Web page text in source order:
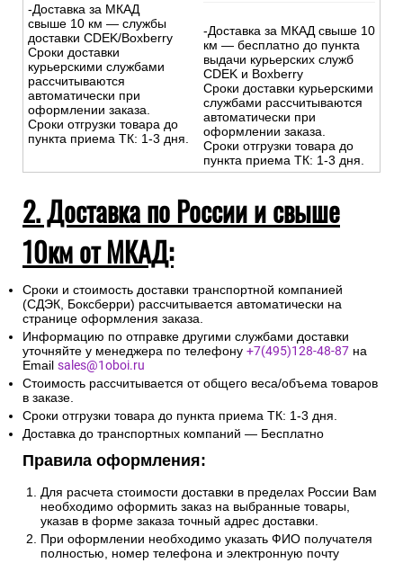
-Доставка за МКАД
свыше 10 км — службы
доставки CDEK/Boxberry
Сроки доставки
курьерскими службами
рассчитываются
автоматически при
оформлении заказа.
Сроки отгрузки товара до
пункта приема ТК: 1-3 дня.
-Доставка за МКАД свыше 10
км — бесплатно до пункта
выдачи курьерских служб
CDEK и Boxberry
Сроки доставки курьерскими
службами рассчитываются
автоматически при
оформлении заказа.
Сроки отгрузки товара до
пункта приема ТК: 1-3 дня.
2. Доставка по России и свыше
10км от МКАД:
Сроки и стоимость доставки транспортной компанией
(СДЭК, Боксберри) рассчитывается автоматически на
странице оформления заказа.
Информацию по отправке другими службами доставки
уточняйте у менеджера по телефону +7(495)128-48-87 на
Email sales@1oboi.ru
Стоимость рассчитывается от общего веса/объема товаров
в заказе.
Сроки отгрузки товара до пункта приема ТК: 1-3 дня.
Доставка до транспортных компаний — Бесплатно
Правила оформления:
Для расчета стоимости доставки в пределах России Вам
необходимо оформить заказ на выбранные товары,
указав в форме заказа точный адрес доставки.
При оформлении необходимо указать ФИО получателя
полностью, номер телефона и электронную почту